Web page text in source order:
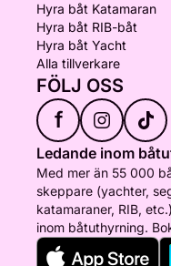
Hyra båt Katamaran
Hyra båt RIB-båt
Hyra båt Yacht
Alla tillverkare
FÖLJ OSS
f
Ledande inom
Med mer än 55 000
skeppare (yachter,
katamaraner, RIB,
inom båtuthyrning.